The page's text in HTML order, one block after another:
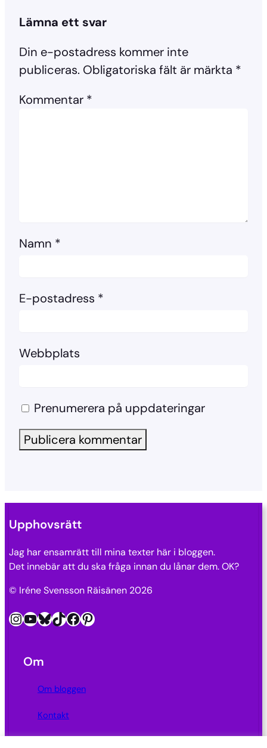
Lämna ett svar
Din e-postadress kommer inte
publiceras. Obligatoriska fält är märkta *
Kommentar *
Namn *
E-postadress *
Webbplats
Prenumerera på uppdateringar
Upphovsrätt
Jag har ensamrätt till mina texter här i bloggen.
Det innebär att du ska fråga innan du lånar dem. OK?
© Iréne Svensson Räisänen 2026
InstagramYouTube Bluesky TikTok Facebook Pinterest
Om
Om bloggen
Kontakt